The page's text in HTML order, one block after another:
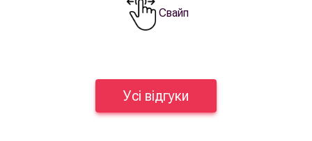
Свайп
Усі відгуки